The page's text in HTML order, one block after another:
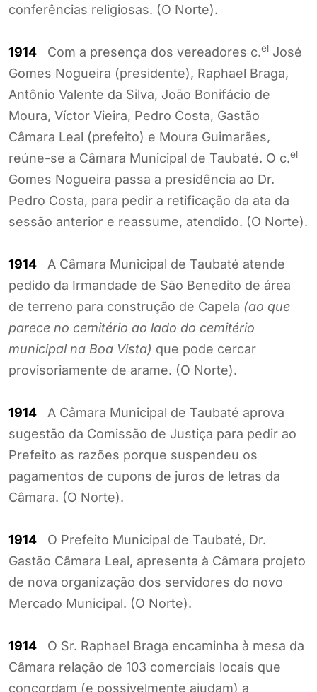
conferências religiosas. (O Norte).
1914 Com a presença dos vereadores c.el José
Gomes Nogueira (presidente), Raphael Braga,
Antônio Valente da Silva, João Bonifácio de
Moura, Víctor Vieira, Pedro Costa, Gastão
Câmara Leal (prefeito) e Moura Guimarães,
reúne-se a Câmara Municipal de Taubaté. O c.el
Gomes Nogueira passa a presidência ao Dr.
Pedro Costa, para pedir a retificação da ata da
sessão anterior e reassume, atendido. (O Norte).
1914 A Câmara Municipal de Taubaté atende
pedido da Irmandade de São Benedito de área
de terreno para construção de Capela (ao que
parece no cemitério ao lado do cemitério
municipal na Boa Vista) que pode cercar
provisoriamente de arame. (O Norte).
1914 A Câmara Municipal de Taubaté aprova
sugestão da Comissão de Justiça para pedir ao
Prefeito as razões porque suspendeu os
pagamentos de cupons de juros de letras da
Câmara. (O Norte).
1914 O Prefeito Municipal de Taubaté, Dr.
Gastão Câmara Leal, apresenta à Câmara projeto
de nova organização dos servidores do novo
Mercado Municipal. (O Norte).
1914 O Sr. Raphael Braga encaminha à mesa da
Câmara relação de 103 comerciais locais que
concordam (e possivelmente ajudam) a